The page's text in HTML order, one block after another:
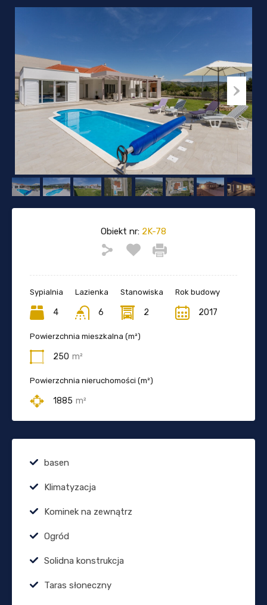
Obiekt nr: 2K-78
Sypialnia
4
Lazienka
6
Stanowiska
2
Rok budowy
2017
Powierzchnia mieszkalna (m²)
250 m²
Powierzchnia nieruchomości (m²)
1885 m²
basen
Klimatyzacja
Kominek na zewnątrz
Ogród
Solidna konstrukcja
Taras słoneczny